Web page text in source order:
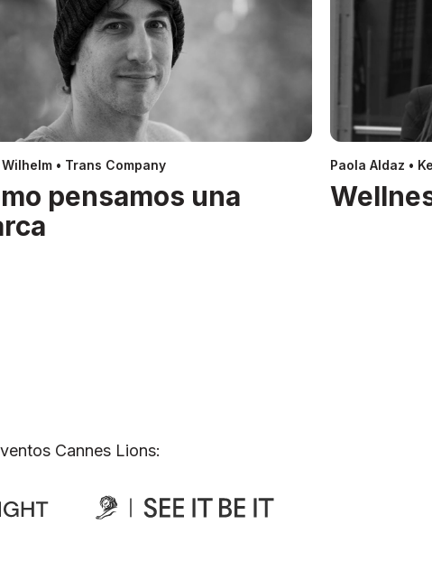
• Trans Company
pensamos una
Paola Aldaz •
Cannes Lions: